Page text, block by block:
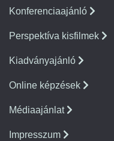
Konferenciaajánló
Perspektíva kisfilmek
Kiadványajánló
Online képzések
Médiaajánlat
Impresszum